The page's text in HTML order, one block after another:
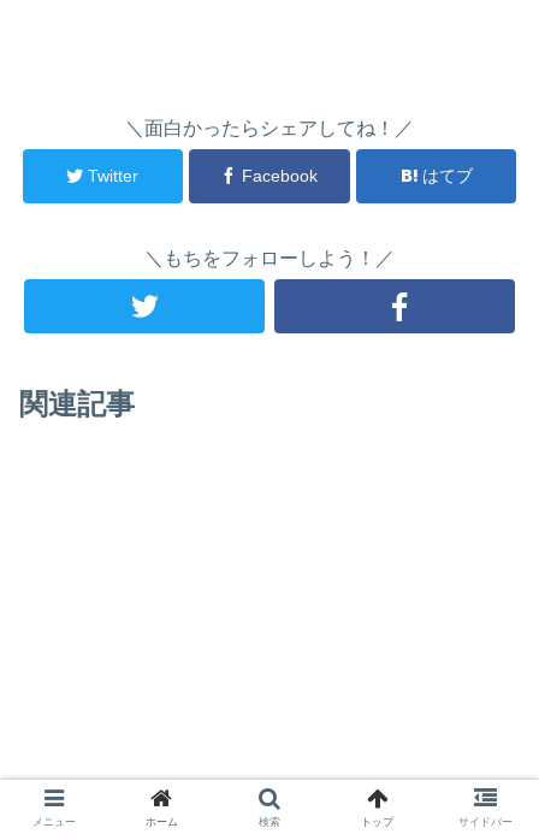
＼面白かったらシェアしてね！／
Twitter Facebook はてブ
＼もちをフォローしよう！／
関連記事
メニュー ホーム 検索 トップ サイドバー